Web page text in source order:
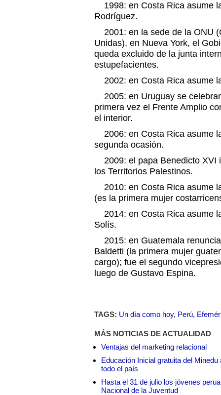
1998: en Costa Rica asume
Rodríguez.
2001: en la sede de la ONU
Unidas), en Nueva York, el
queda excluido de la junta
estupefacientes.
2002: en Costa Rica asume
2005: en Uruguay se
primera vez el Frente Amplio
el interior.
2006: en Costa Rica asume
segunda ocasión.
2009: el papa Benedicto XVI
los Territorios Palestinos.
2010: en Costa Rica asume
(es la primera mujer
2014: en Costa Rica asume
Solís.
2015: en Guatemala
Baldetti (la primera mujer
cargo); fue el segundo
luego de Gustavo Espina.
TAGS: Un día como hoy, Perú,
MÁS NOTICIAS DE ACTUALIDAD
Ventajas del marketing relacional
Educación Inicial gratuita del
todo el país
Hasta el 31 de julio los jóvenes
Nacional de la Juventud